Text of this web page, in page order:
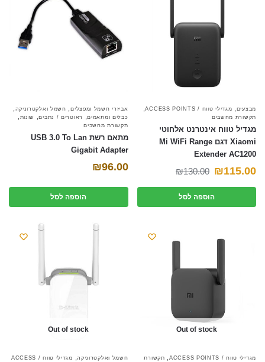
מבצעים , מגדילי טווח / ACCESS POINTS ,
תקשורת מחשבים
מגדיל טווח אינטרנט אלחוטי
Xiaomi דגם Mi WiFi Range
Extender AC1200
₪130.00
המחיר
המקורי
היה:
₪115.00
המחיר
הנוכחי
הוא:
הוספה לסל
אביזרי חשמל ומפצלים, חשמל ואלקטרוניקה ,
כבלים ומתאמים, ראוטרים / נתבים, שונות ,
תקשורת מחשבים
מתאם רשת USB 3.0 To Lan
Gigabit Adapter
₪96.00
הוספה לסל
Out of stock
מגדילי טווח / ACCESS POINTS ,
תקשורת
Out of stock
חשמל ואלקטרוניקה,
מגדילי טווח / ACCESS
אפס את כל האפשרויות